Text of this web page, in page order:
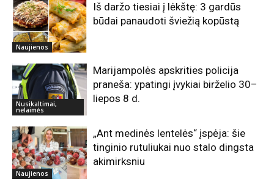
Naujienos
Iš daržo tiesiai į lėkštę: 3 gardūs
būdai panaudoti šviežią kopūstą
Nusikaltimai,
nelaimės
Marijampolės apskrities policija
praneša: ypatingi įvykiai birželio 30–
liepos 8 d.
Naujienos
„Ant medinės lentelės“ įspėja: šie
tinginio rutuliukai nuo stalo dingsta
akimirksniu